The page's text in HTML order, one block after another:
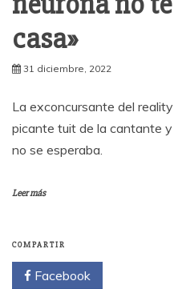
casa»
31 diciembre, 2022
La exconcursante del
picante tuit de la cantante
no se esperaba.
Leer más
COMPARTIR
Facebook